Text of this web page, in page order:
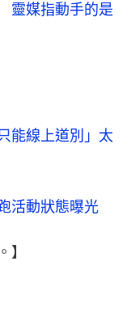
靈媒指動手的是
能線上道別」太
活動狀態曝光
】